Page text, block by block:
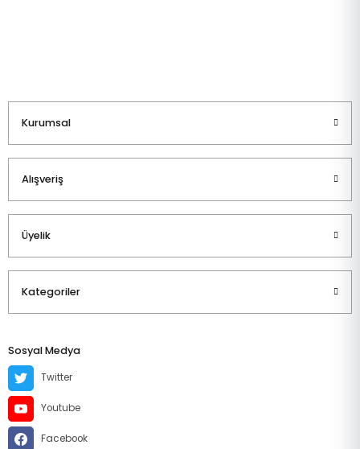
Kurumsal
Alışveriş
Üyelik
Kategoriler
Sosyal Medya
Twitter
Youtube
Facebook